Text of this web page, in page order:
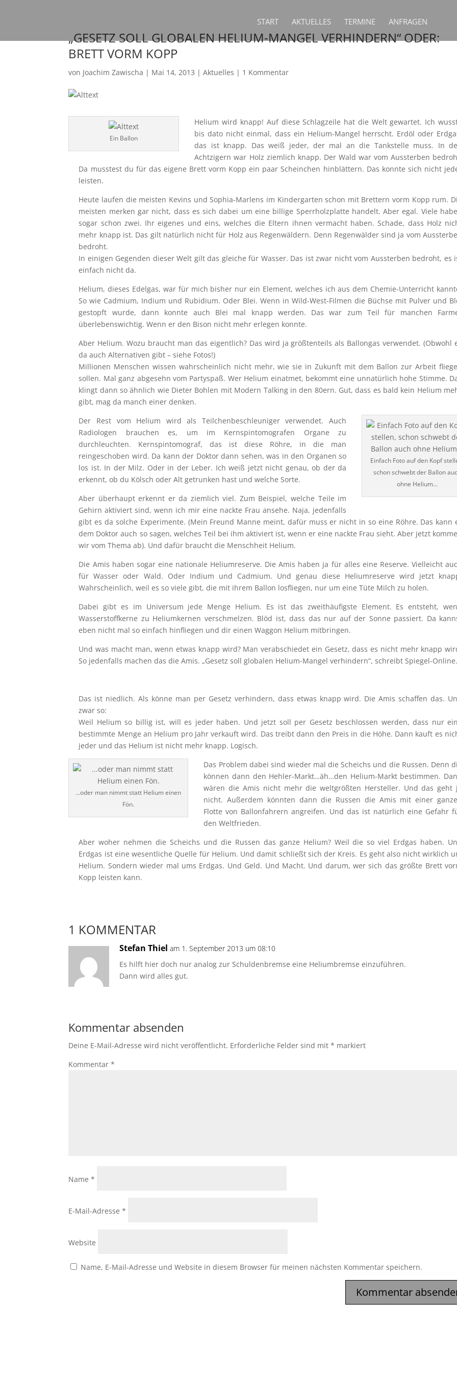
START AKTUELLES TERMINE ANFRAGEN
„GESETZ SOLL GLOBALEN HELIUM-MANGEL VERHINDERN“ ODER:
BRETT VORM KOPP
von Joachim Zawischa | Mai 14, 2013 |Aktuelles | 1 Kommentar
Ein Ballon
Helium wird knapp! Auf diese Schlagzeile hat die Welt gewartet. Ich
bis dato nicht einmal, dass ein Helium-Mangel herrscht. Erdöl oder
das ist knapp. Das weiß jeder, der mal an die Tankstelle muss. In
Achtzigern war Holz ziemlich knapp. Der Wald war vom Aussterben
Da musstest du für das eigene Brett vorm Kopp ein paar Scheinchen hinblättern. Das konnte sich nicht
leisten.
Heute laufen die meisten Kevins und Sophia-Marlens im Kindergarten schon mit Brettern vorm Kopp rum.
meisten merken gar nicht, dass es sich dabei um eine billige Sperrholzplatte handelt. Aber egal. Viele
sogar schon zwei. Ihr eigenes und eins, welches die Eltern ihnen vermacht haben. Schade, dass Holz
mehr knapp ist. Das gilt natürlich nicht für Holz aus Regenwäldern. Denn Regenwälder sind ja vom
bedroht.
In einigen Gegenden dieser Welt gilt das gleiche für Wasser. Das ist zwar nicht vom Aussterben bedroht, es
einfach nicht da.
Helium, dieses Edelgas, war für mich bisher nur ein Element, welches ich aus dem Chemie-Unterricht
So wie Cadmium, Indium und Rubidium. Oder Blei. Wenn in Wild-West-Filmen die Büchse mit Pulver und
gestopft wurde, dann konnte auch Blei mal knapp werden. Das war zum Teil für manchen
überlebenswichtig. Wenn er den Bison nicht mehr erlegen konnte.
Aber Helium. Wozu braucht man das eigentlich? Das wird ja größtenteils als Ballongas verwendet. (Obwohl
da auch Alternativen gibt – siehe Fotos!)
Millionen Menschen wissen wahrscheinlich nicht mehr, wie sie in Zukunft mit dem Ballon zur Arbeit
sollen. Mal ganz abgesehn vom Partyspaß. Wer Helium einatmet, bekommt eine unnatürlich hohe Stimme.
klingt dann so ähnlich wie Dieter Bohlen mit Modern Talking in den 80ern. Gut, dass es bald kein Helium
gibt, mag da manch einer denken.
Einfach Foto auf den Kopf
schon schwebt der Ballon
ohne Helium…
Der Rest vom Helium wird als Teilchenbeschleuniger verwendet. Auch
Radiologen brauchen es, um im Kernspintomografen Organe zu
durchleuchten. Kernspintomograf, das ist diese Röhre, in die man
reingeschoben wird. Da kann der Doktor dann sehen, was in den Organen so
los ist. In der Milz. Oder in der Leber. Ich weiß jetzt nicht genau, ob der da
erkennt, ob du Kölsch oder Alt getrunken hast und welche Sorte.
Aber überhaupt erkennt er da ziemlich viel. Zum Beispiel, welche Teile im
Gehirn aktiviert sind, wenn ich mir eine nackte Frau ansehe. Naja, jedenfalls
gibt es da solche Experimente. (Mein Freund Manne meint, dafür muss er nicht in so eine Röhre. Das kann
dem Doktor auch so sagen, welches Teil bei ihm aktiviert ist, wenn er eine nackte Frau sieht. Aber jetzt
wir vom Thema ab). Und dafür braucht die Menschheit Helium.
Die Amis haben sogar eine nationale Heliumreserve. Die Amis haben ja für alles eine Reserve. Vielleicht
für Wasser oder Wald. Oder Indium und Cadmium. Und genau diese Heliumreserve wird jetzt
Wahrscheinlich, weil es so viele gibt, die mit ihrem Ballon losfliegen, nur um eine Tüte Milch zu holen.
Dabei gibt es im Universum jede Menge Helium. Es ist das zweithäufigste Element. Es entsteht,
Wasserstoffkerne zu Heliumkernen verschmelzen. Blöd ist, dass das nur auf der Sonne passiert. Da
eben nicht mal so einfach hinfliegen und dir einen Waggon Helium mitbringen.
Und was macht man, wenn etwas knapp wird? Man verabschiedet ein Gesetz, dass es nicht mehr knapp
So jedenfalls machen das die Amis. „Gesetz soll globalen Helium-Mangel verhindern“, schreibt Spiegel-Online.
Das ist niedlich. Als könne man per Gesetz verhindern, dass etwas knapp wird. Die Amis schaffen das.
zwar so:
Weil Helium so billig ist, will es jeder haben. Und jetzt soll per Gesetz beschlossen werden, dass nur
bestimmte Menge an Helium pro Jahr verkauft wird. Das treibt dann den Preis in die Höhe. Dann kauft es
jeder und das Helium ist nicht mehr knapp. Logisch.
…oder man nimmt statt Helium einen
Fön.
Das Problem dabei sind wieder mal die Scheichs und die Russen. Denn
können dann den Hehler-Markt…äh…den Helium-Markt bestimmen.
wären die Amis nicht mehr die weltgrößten Hersteller. Und das geht
nicht. Außerdem könnten dann die Russen die Amis mit einer
Flotte von Ballonfahrern angreifen. Und das ist natürlich eine Gefahr
den Weltfrieden.
Aber woher nehmen die Scheichs und die Russen das ganze Helium? Weil die so viel Erdgas haben.
Erdgas ist eine wesentliche Quelle für Helium. Und damit schließt sich der Kreis. Es geht also nicht wirklich
Helium. Sondern wieder mal ums Erdgas. Und Geld. Und Macht. Und darum, wer sich das größte Brett
Kopp leisten kann.
1 KOMMENTAR
Stefan Thiel am 1. September 2013 um 08:10
Es hilft hier doch nur analog zur Schuldenbremse eine Heliumbremse einzuführen.
Dann wird alles gut.
Kommentar absenden
Deine E-Mail-Adresse wird nicht veröffentlicht. Erforderliche Felder sind mit* markiert
Kommentar*
Name*
E-Mail-Adresse*
Website
Name, E-Mail-Adresse und Website in diesem Browser für meinen nächsten Kommentar speichern.